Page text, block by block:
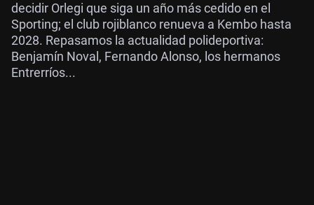
decidir Orlegi que siga un año más cedido en el
Sporting; el club rojiblanco renueva a Kembo hasta
2028. Repasamos la actualidad polideportiva:
Benjamín Noval, Fernando Alonso, los hermanos
Entrerríos...